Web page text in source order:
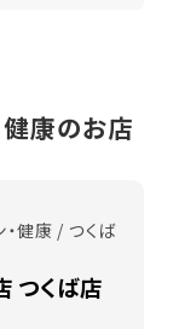
健康のお店
・健康 / つくば
つくば店